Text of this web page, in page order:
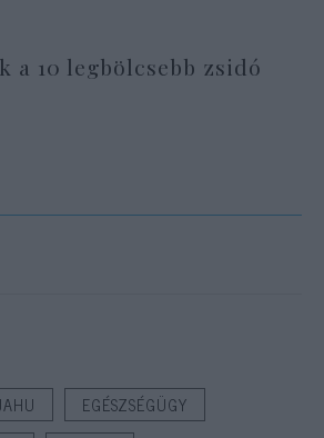
a 10 legbölcsebb zsidó
EGÉSZSÉGÜGY